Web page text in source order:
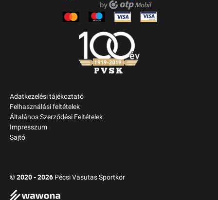
Adatkezelési tájékoztató
Felhasználási feltételek
Általános Szerződési Feltételek
Impresszum
Sajtó
©2020 - 2026 Pécsi Vasutas Sportkör